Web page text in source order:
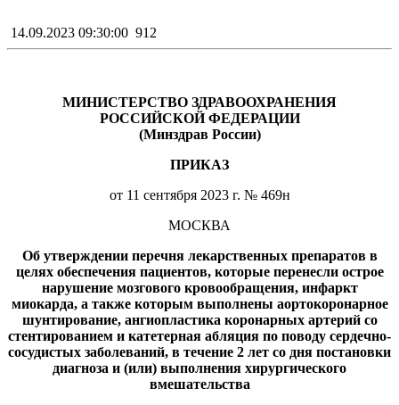
14.09.2023 09:30:00 912
МИНИСТЕРСТВО ЗДРАВООХРАНЕНИЯ
РОССИЙСКОЙ ФЕДЕРАЦИИ
(Минздрав России)
ПРИКАЗ
от 11 сентября 2023 г. № 469н
МОСКВА
Об утверждении перечня лекарственных препаратов в
целях обеспечения пациентов, которые перенесли острое
нарушение мозгового кровообращения, инфаркт
миокарда, а также которым выполнены аортокоронарное
шунтирование, ангиопластика коронарных артерий со
стентированием и катетерная абляция по поводу сердечно-
сосудистых заболеваний, в течение 2 лет со дня постановки
диагноза и (или) выполнения хирургического
вмешательства